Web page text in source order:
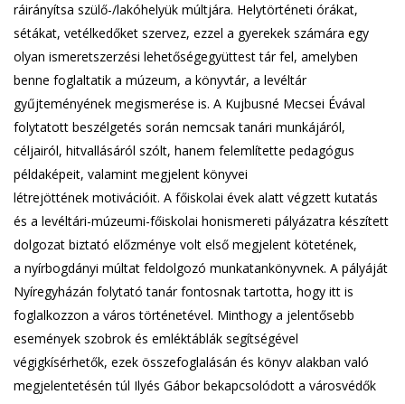
ráirányítsa szülő-/lakóhelyük múltjára. Helytörténeti órákat,
sétákat, vetélkedőket szervez, ezzel a gyerekek számára egy
olyan ismeretszerzési lehetőségegyüttest tár fel, amelyben
benne foglaltatik a múzeum, a könyvtár, a levéltár
gyűjteményének megismerése is. A Kujbusné Mecsei Évával
folytatott beszélgetés során nemcsak tanári munkájáról,
céljairól, hitvallásáról szólt, hanem felemlítette pedagógus
példaképeit, valamint megjelent könyvei
létrejöttének motivációit. A főiskolai évek alatt végzett kutatás
és a levéltári-múzeumi-főiskolai honismereti pályázatra készített
dolgozat biztató előzménye volt első megjelent kötetének,
a nyírbogdányi múltat feldolgozó munkatankönyvnek. A pályáját
Nyíregyházán folytató tanár fontosnak tartotta, hogy itt is
foglalkozzon a város történetével. Minthogy a jelentősebb
események szobrok és emléktáblák segítségével
végigkísérhetők, ezek összefoglalásán és könyv alakban való
megjelentetésén túl Ilyés Gábor bekapcsolódott a városvédők